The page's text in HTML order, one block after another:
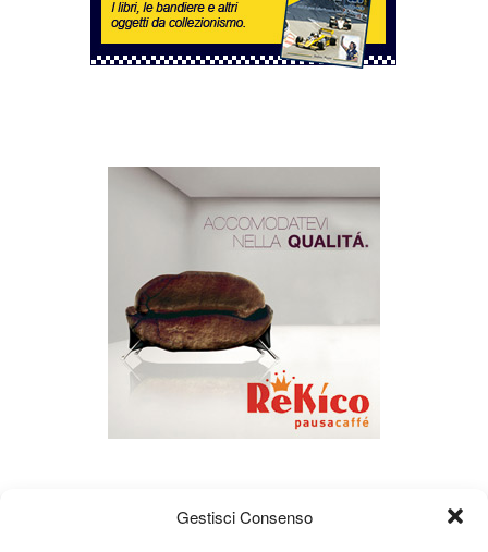
Gestisci Consenso